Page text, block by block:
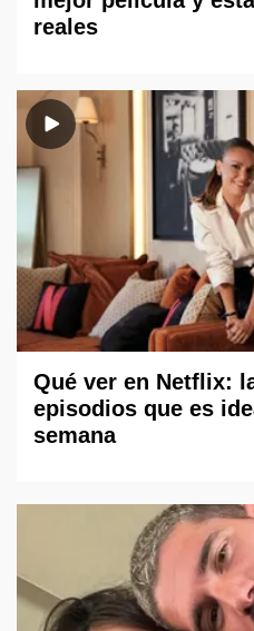
reales
Qué ver en Netflix:
episodios que es
semana